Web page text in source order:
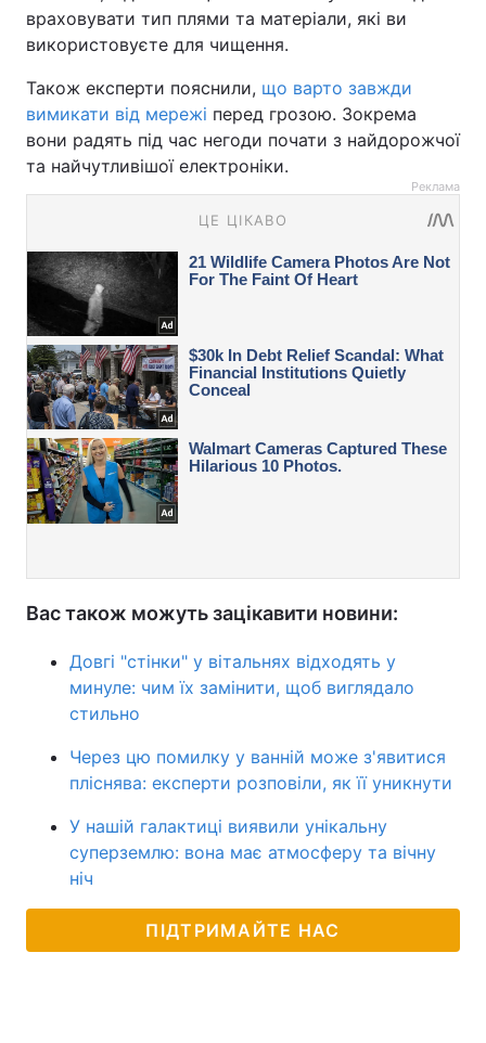
враховувати тип плями та матеріали, які ви
використовуєте для чищення.
Також експерти пояснили, що варто завжди
вимикати від мережі перед грозою. Зокрема
вони радять під час негоди почати з найдорожчої
та найчутливішої електроніки.
Реклама
Вас також можуть зацікавити новини:
Довгі "стінки" у вітальнях відходять у
минуле: чим їх замінити, щоб виглядало
стильно
Через цю помилку у ванній може з'явитися
пліснява: експерти розповіли, як її уникнути
У нашій галактиці виявили унікальну
суперземлю: вона має атмосферу та вічну
ніч
ПІДТРИМАЙТЕ НАС